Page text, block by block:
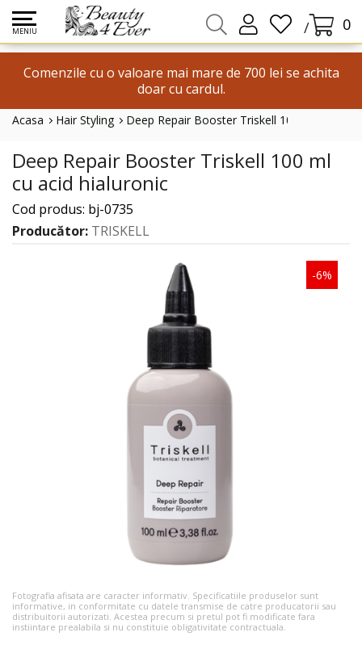
MENIU / 0
Comenzile cu o valoare mai mare de 700 lei se achita
doar cu cardul.
Acasa Hair Styling Deep Repair Booster Triskell 100 Ml Cu Acid
Deep Repair Booster Triskell 100 ml
cu acid hialuronic
Cod produs: bj-0735
Producător: TRISKELL
-6%
Fotografia afisata are caracter informativ. Specificatiile produselor sunt
informative, in conformitate cu datele transmise de catre producatorii sau
distribuitorii autorizati. Acestea precum si pretul pot fi modificate fara
instiintare prealabila si nu constituie obligativitate contractuala.